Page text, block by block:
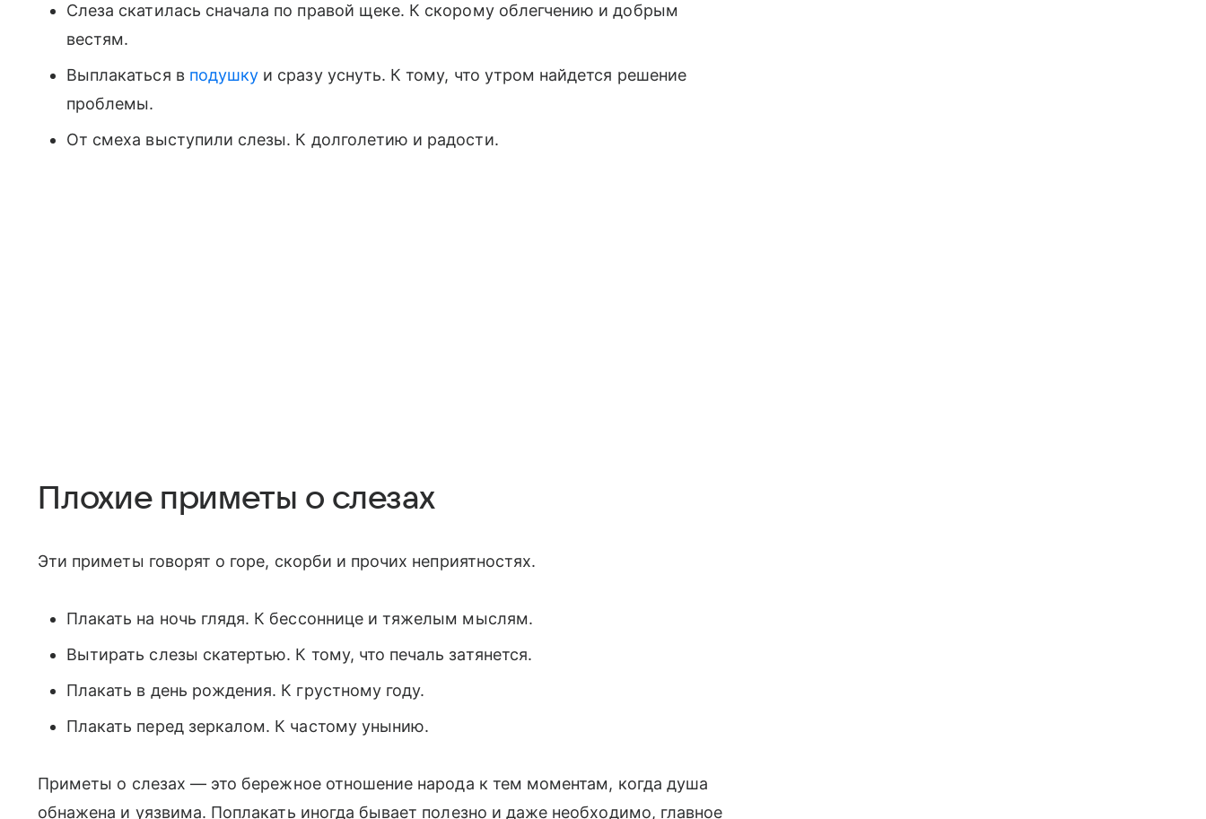
Слеза скатилась сначала по правой щеке. К скорому облегчению и добрым
вестям.
Выплакаться в подушку и сразу уснуть. К тому, что утром найдется решение
проблемы.
От смеха выступили слезы. К долголетию и радости.
Плохие приметы о слезах
Эти приметы говорят о горе, скорби и прочих неприятностях.
Плакать на ночь глядя. К бессоннице и тяжелым мыслям.
Вытирать слезы скатертью. К тому, что печаль затянется.
Плакать в день рождения. К грустному году.
Плакать перед зеркалом. К частому унынию.
Приметы о слезах — это бережное отношение народа к тем моментам, когда душа
обнажена и уязвима. Поплакать иногда бывает полезно и даже необходимо, главное